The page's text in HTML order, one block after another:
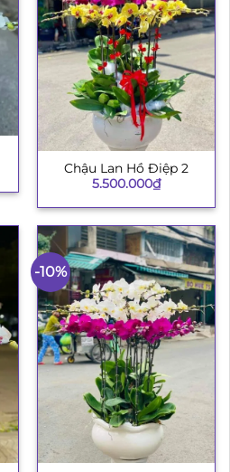
Chậu Lan Hồ Điệp 2
5.500.000₫
-10%